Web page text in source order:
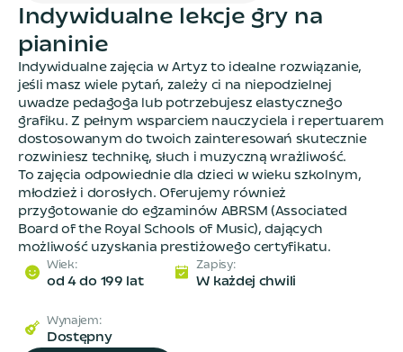
Indywidualne lekcje gry na
pianinie
Indywidualne zajęcia w Artyz to idealne rozwiązanie,
jeśli masz wiele pytań, zależy ci na niepodzielnej
uwadze pedagoga lub potrzebujesz elastycznego
grafiku. Z pełnym wsparciem nauczyciela i repertuarem
dostosowanym do twoich zainteresowań skutecznie
rozwiniesz technikę, słuch i muzyczną wrażliwość.
To zajęcia odpowiednie dla dzieci w wieku szkolnym,
młodzież i dorosłych. Oferujemy również
przygotowanie do egzaminów ABRSM (Associated
Board of the Royal Schools of Music), dających
możliwość uzyskania prestiżowego certyfikatu.
Wiek:
od 4 do 199 lat
Zapisy:
W każdej chwili
Wynajem:
Dostępny